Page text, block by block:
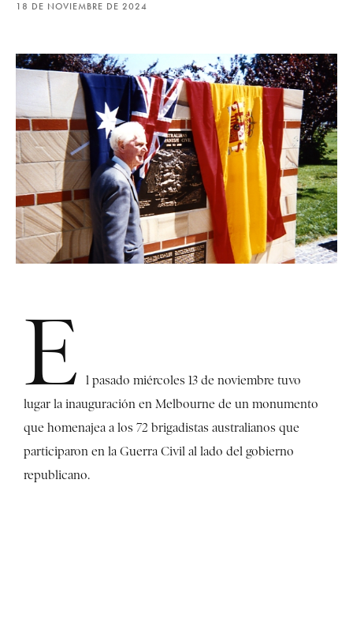
18 DE NOVIEMBRE DE 2024
E
l pasado miércoles 13 de noviembre tuvo
lugar la inauguración en Melbourne de un monumento
que homenajea a los 72 brigadistas australianos que
participaron en la Guerra Civil al lado del gobierno
republicano.